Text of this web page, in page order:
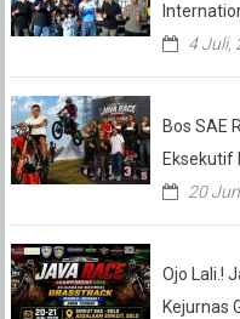
4 Juli,
Bos SAE
Eksekutif
20
Ojo Lali.!
Kejurnas